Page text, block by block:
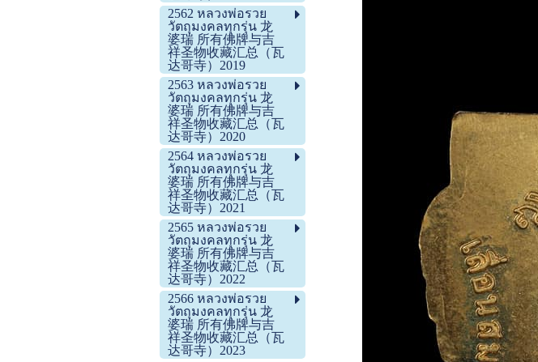
2562 หลวงพ่อรวย
วัตถุมงคลทุกรุ่น 龙
婆瑞 所有佛牌与吉
祥圣物收藏汇总（瓦
达哥寺）2019
2563 หลวงพ่อรวย
วัตถุมงคลทุกรุ่น 龙
婆瑞 所有佛牌与吉
祥圣物收藏汇总（瓦
达哥寺）2020
2564 หลวงพ่อรวย
วัตถุมงคลทุกรุ่น 龙
婆瑞 所有佛牌与吉
祥圣物收藏汇总（瓦
达哥寺）2021
2565 หลวงพ่อรวย
วัตถุมงคลทุกรุ่น 龙
婆瑞 所有佛牌与吉
祥圣物收藏汇总（瓦
达哥寺）2022
2566 หลวงพ่อรวย
วัตถุมงคลทุกรุ่น 龙
婆瑞 所有佛牌与吉
祥圣物收藏汇总（瓦
达哥寺）2023